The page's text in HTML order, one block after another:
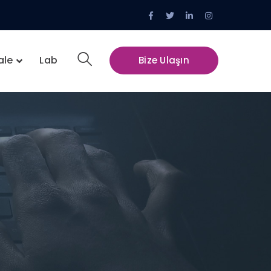
Facebook
Profile
Twitter
Profile
LinkedIn
Profile
Instagram
Profile
Bize Ulaşın
Lab